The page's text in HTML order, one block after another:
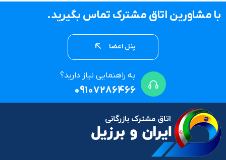
با مشاورین اتاق مشترک تماس بگیرید.
پنل اعضا
به راهنمایی نیاز دارید؟
09107286466